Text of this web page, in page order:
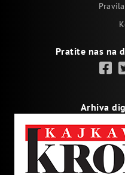
Pratite nas na
Arhiva